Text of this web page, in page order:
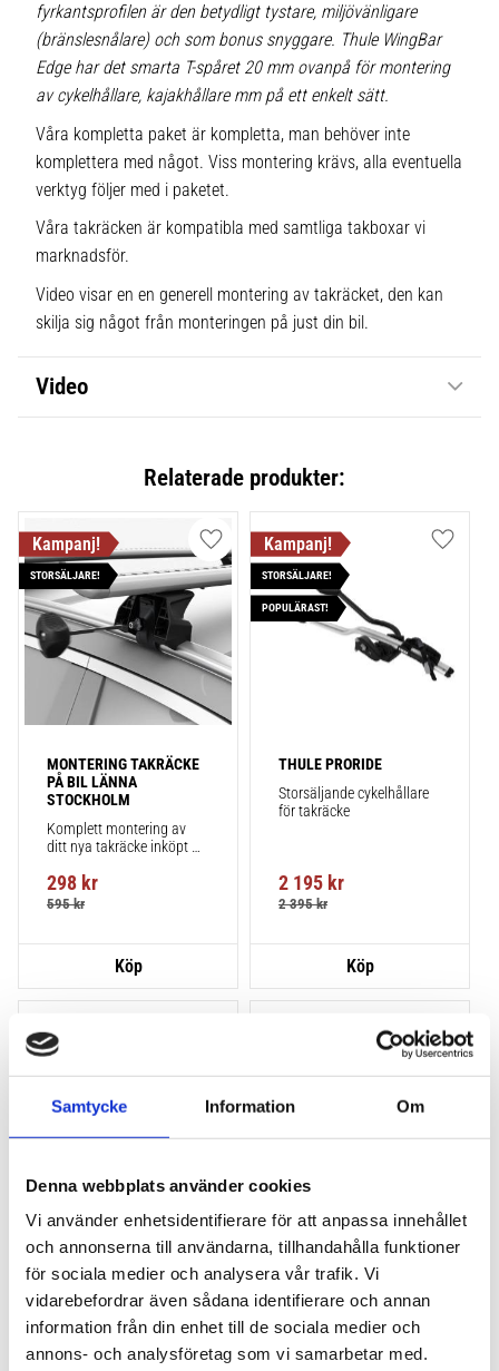
Samtycke Information Om
Denna webbplats använder cookies
Vi använder enhetsidentifierare för att anpassa innehållet
och annonserna till användarna, tillhandahålla funktioner
för sociala medier och analysera vår trafik. Vi
vidarebefordrar även sådana identifierare och annan
information från din enhet till de sociala medier och
annons- och analysföretag som vi samarbetar med.
fyrkantsprofilen är den betydligt tystare, miljövänligare
(bränslesnålare) och som bonus snyggare. Thule WingBar
Edge har det smarta T-spåret 20 mm ovanpå för montering
av cykelhållare, kajakhållare mm på ett enkelt sätt.
Våra kompletta paket är kompletta, man behöver inte
komplettera med något. Viss montering krävs, alla eventuella
verktyg följer med i paketet.
Våra takräcken är kompatibla med samtliga takboxar vi
marknadsför.
Video visar en en generell montering av takräcket, den kan
skilja sig något från monteringen på just din bil.
Video
Relaterade produkter:
MONTERING TAKRÄCKE
PÅ BIL LÄNNA
STOCKHOLM
Komplett montering av
ditt nya takräcke inköpt
montering på din bil.
298 kr
595kr
STORSÄLJARE!
Lägg till i favoriter
THULE PRORIDE
Storsäljande cykelhållare
för takräcke
2 195 kr
2 395kr
STORSÄLJARE!
POPULÄRAST!
Lägg
THULE PRORIDE BLACK
Storsäljande
takcykelhållare
2 395kr
2 595kr
THULE DOCKGLIDE
Horisontell kajakhållare
1 495kr
3 145kr
Lägg